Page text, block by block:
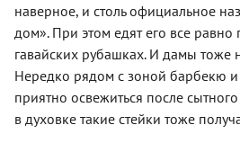
наверное, и столь официальное
дом». При этом едят его все равно
гавайских рубашках. И дамы тоже
Нередко рядом с зоной барбекю и
приятно освежиться после
в духовке такие стейки тоже